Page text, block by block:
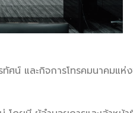
ศน์ และกิจการโทรคมนาคมแ